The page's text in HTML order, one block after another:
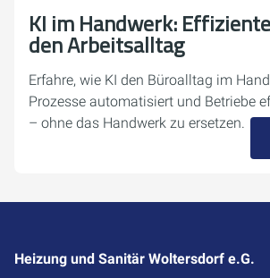
KI im Handwerk:
den Arbeitsalltag
Erfahre, wie KI den Büroalltag im
Prozesse automatisiert und Betriebe
– ohne das Handwerk zu ersetzen.
Heizung und Sanitär Woltersdorf e.G.